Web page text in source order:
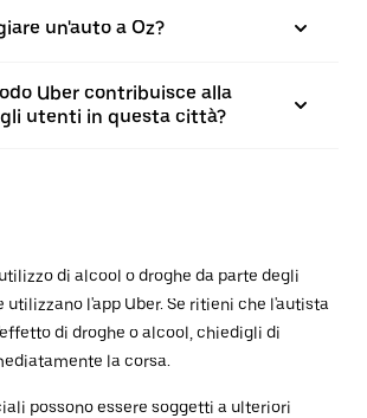
un'auto a Oz?
Uber contribuisce alla
utenti in questa città?
di alcool o droghe da parte degli
l'app Uber. Se ritieni che l'autista
di droghe o alcool, chiedigli di
la corsa.
possono essere soggetti a ulteriori